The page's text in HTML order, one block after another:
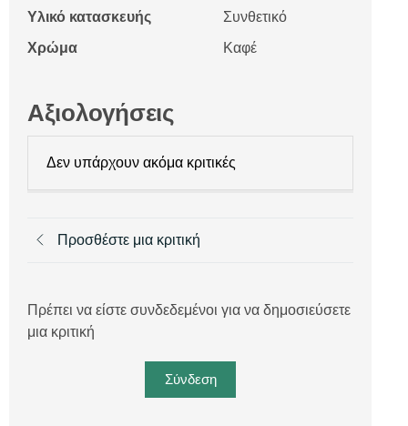
Υλικό κατασκευής
Συνθετικό
Χρώμα
Καφέ
Αξιολογήσεις
Δεν υπάρχουν ακόμα κριτικές
Προσθέστε μια κριτική
Πρέπει να είστε συνδεδεμένοι για να δημοσιεύσετε
μια κριτική
Σύνδεση